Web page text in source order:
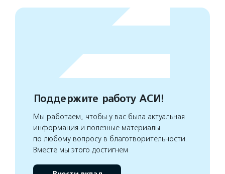
Поддержите работу АСИ!
Мы работаем, чтобы у вас была актуальная
информация и полезные материалы
по любому вопросу в благотворительности.
Вместе мы этого достигнем